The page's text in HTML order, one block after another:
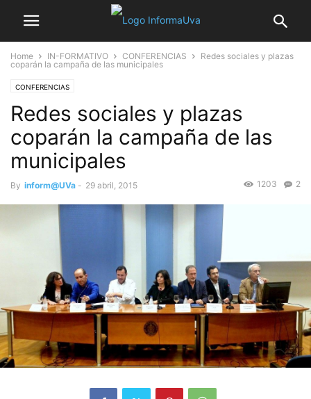
Home IN-FORMATIVO CONFERENCIAS
Redes sociales y plazas
coparán la campaña de las municipales
CONFERENCIAS
Redes sociales y plazas
coparán la campaña de las
municipales
By inform@UVa - 29 abril, 2015 2
1203